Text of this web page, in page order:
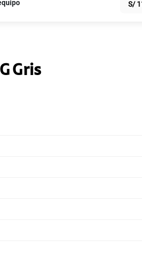
solo
S/
Gris